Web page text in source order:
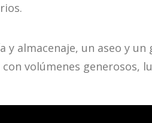
almacenaje, un aseo y
volúmenes